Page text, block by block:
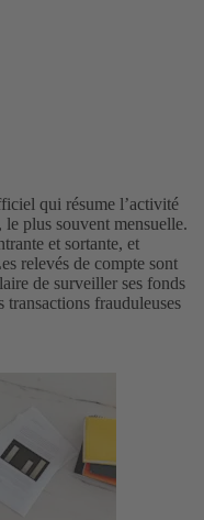
qui résume l’activité
plus souvent mensuelle.
et sortante, et
relevés de compte sont
de surveiller ses fonds
transactions frauduleuses